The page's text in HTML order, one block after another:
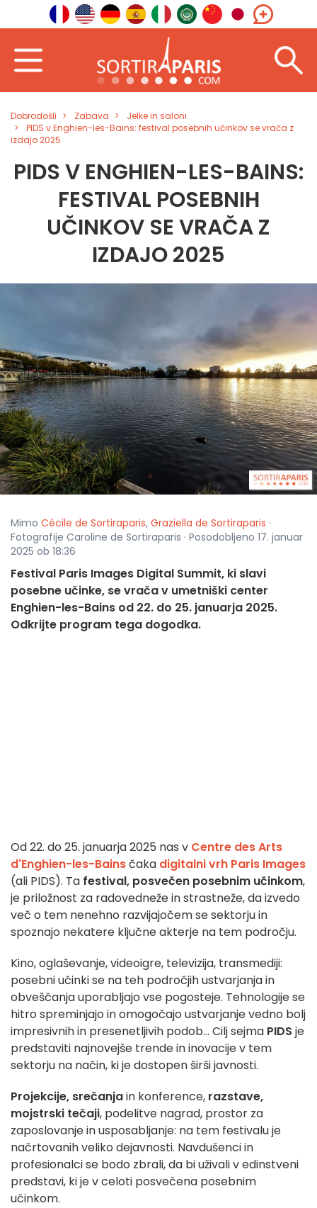
Dobrodošli Zabava
Jelke in saloni
PIDS v Enghien-les-Bains: festival posebnih učinkov se vrača z
izdajo 2025
PIDS V ENGHIEN-LES-BAINS:
FESTIVAL POSEBNIH
UČINKOV SE VRAČA Z
IZDAJO 2025
Mimo Cécile de Sortiraparis, Graziella de Sortiraparis ·
Fotografije Caroline de Sortiraparis · Posodobljeno 17. januar
2025 ob 18:36
Festival Paris Images Digital Summit, ki slavi
posebne učinke, se vrača v umetniški center
Enghien-les-Bains od 22. do 25. januarja 2025.
Odkrijte program tega dogodka.
Od 22. do 25. januarja 2025 nas v Centre des Arts
d'Enghien-les-Bainsčaka digitalni vrh Paris Images
(ali PIDS). Ta festival, posvečen posebnim učinkom,
je priložnost za radovedneže in strastneže, da izvedo
več o tem nenehno razvijajočem se sektorju in
spoznajo nekatere ključne akterje na tem področju.
Kino, oglaševanje, videoigre, televizija, transmediji:
posebni učinki se na teh področjih ustvarjanja in
obveščanja uporabljajo vse pogosteje. Tehnologije se
hitro spreminjajo in omogočajo ustvarjanje vedno bolj
impresivnih in presenetljivih podob... Cilj sejma PIDS je
predstaviti najnovejše trende in inovacije v tem
sektorju na način, ki je dostopen širši javnosti.
Projekcije, srečanjain konference, razstave,
mojstrski tečaji, podelitve nagrad, prostor za
zaposlovanje in usposabljanje: na tem festivalu je
načrtovanih veliko dejavnosti. Navdušenci in
profesionalci se bodo zbrali, da bi uživali v edinstveni
predstavi, ki je v celoti posvečena posebnim
učinkom.